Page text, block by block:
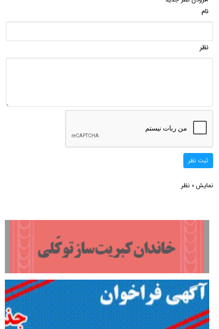
نام
نظر
ثبت نظر
نمایش 0 نظر